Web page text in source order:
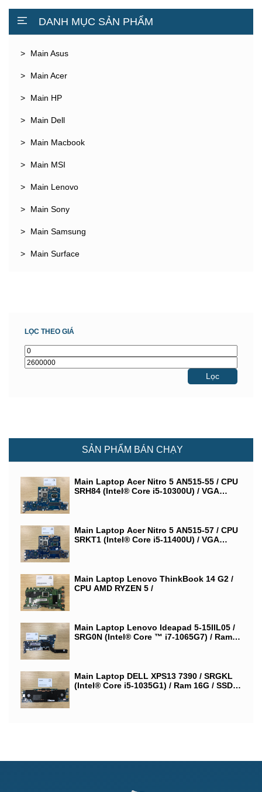
DANH MỤC SẢN PHẨM
Main Asus
Main Acer
Main HP
Main Dell
Main Macbook
Main MSI
Main Lenovo
Main Sony
Main Samsung
Main Surface
LỌC THEO GIÁ
Lọc
SẢN PHẨM BÁN CHẠY
Main Laptop Acer Nitro 5 AN515-55 / CPU
SRH84 (Intel® Core i5-10300U) / VGA
Main Laptop Acer Nitro 5 AN515-57 / CPU
SRKT1 (Intel® Core i5-11400U) / VGA
Main Laptop Lenovo ThinkBook 14 G2 /
CPU AMD RYZEN 5 /
Main Laptop Lenovo Ideapad 5-15IIL05 /
SRG0N (Intel® Core ™ i7-1065G7) / Ram
Main Laptop DELL XPS13 7390 / SRGKL
(Intel® Core i5-1035G1) / Ram 16G / SSD